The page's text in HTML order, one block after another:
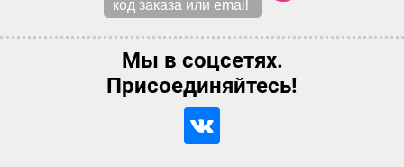
Мы в соцсетях.
Присоединяйтесь!